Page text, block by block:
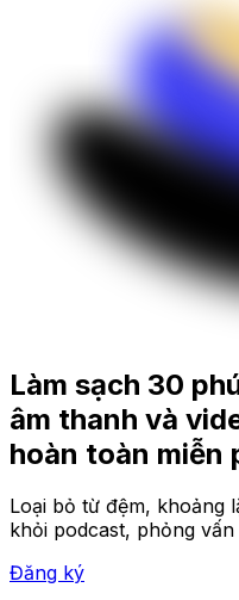
Làm sạch 30
âm thanh và
hoàn toàn miễn
Loại bỏ từ đệm, khoảng
khỏi podcast, phỏng
Đăng ký